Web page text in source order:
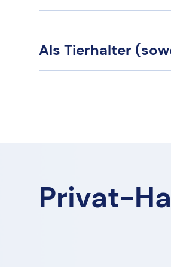
Als Tierhalter
Privat-